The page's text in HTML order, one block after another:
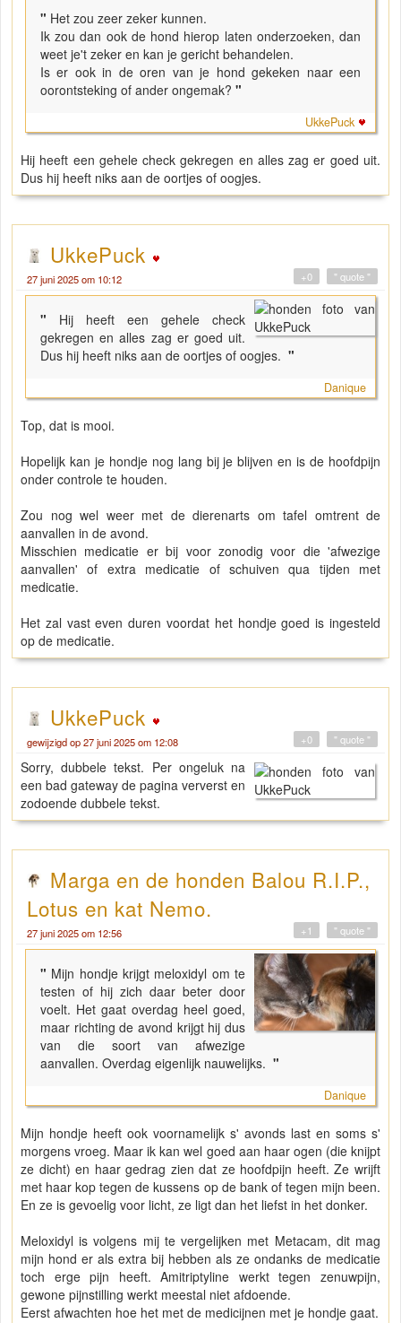
" Het zou zeer zeker kunnen.
Ik zou dan ook de hond hierop laten onderzoeken, dan
weet je't zeker en kan je gericht behandelen.
Is er ook in de oren van je hond gekeken naar een
oorontsteking of ander ongemak? "
UkkePuck
Hij heeft een gehele check gekregen en alles zag er goed uit.
Dus hij heeft niks aan de oortjes of oogjes.
UkkePuck
27 juni 2025 om 10:12 " quote "
+0
" Hij heeft een gehele check
gekregen en alles zag er goed uit.
Dus hij heeft niks aan de oortjes of oogjes. "
Danique
Top, dat is mooi.
Hopelijk kan je hondje nog lang bij je blijven en is de hoofdpijn
onder controle te houden.
Zou nog wel weer met de dierenarts om tafel omtrent de
aanvallen in de avond.
Misschien medicatie er bij voor zonodig voor die 'afwezige
aanvallen' of extra medicatie of schuiven qua tijden met
medicatie.
Het zal vast even duren voordat het hondje goed is ingesteld
op de medicatie.
UkkePuck
gewijzigd op 27 juni 2025 om 12:08 " quote "
+0
Sorry, dubbele tekst. Per ongeluk na
een bad gateway de pagina ververst en
zodoende dubbele tekst.
Marga en de honden Balou R.I.P.,
Lotus en kat Nemo.
27 juni 2025 om 12:56 " quote "
+1
" Mijn hondje krijgt meloxidyl om te
testen of hij zich daar beter door
voelt. Het gaat overdag heel goed,
maar richting de avond krijgt hij dus
van die soort van afwezige
aanvallen. Overdag eigenlijk nauwelijks. "
Danique
Mijn hondje heeft ook voornamelijk s' avonds last en soms s'
morgens vroeg. Maar ik kan wel goed aan haar ogen (die knijpt
ze dicht) en haar gedrag zien dat ze hoofdpijn heeft. Ze wrijft
met haar kop tegen de kussens op de bank of tegen mijn been.
En ze is gevoelig voor licht, ze ligt dan het liefst in het donker.
Meloxidyl is volgens mij te vergelijken met Metacam, dit mag
mijn hond er als extra bij hebben als ze ondanks de medicatie
toch erge pijn heeft. Amitriptyline werkt tegen zenuwpijn,
gewone pijnstilling werkt meestal niet afdoende.
Eerst afwachten hoe het met de medicijnen met je hondje gaat.